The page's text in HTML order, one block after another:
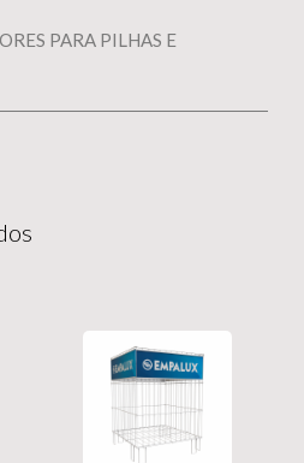
PARA PILHAS E